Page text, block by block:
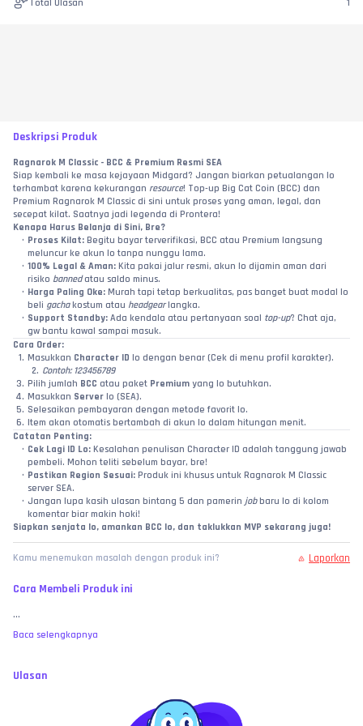
Total Ulasan 1
Deskripsi Produk
Ragnarok M Classic - BCC & Premium Resmi SEA
Siap kembali ke masa kejayaan Midgard? Jangan biarkan petualangan lo
terhambat karena kekurangan resource! Top-up Big Cat Coin (BCC) dan
Premium Ragnarok M Classic di sini untuk proses yang aman, legal, dan
secepat kilat. Saatnya jadi legenda di Prontera!
Kenapa Harus Belanja di Sini, Bre?
Proses Kilat: Begitu bayar terverifikasi, BCC atau Premium langsung
meluncur ke akun lo tanpa nunggu lama.
100% Legal & Aman: Kita pakai jalur resmi, akun lo dijamin aman dari
risiko banned atau saldo minus.
Harga Paling Oke: Murah tapi tetap berkualitas, pas banget buat modal lo
beli gacha kostum atau headgear langka.
Support Standby: Ada kendala atau pertanyaan soal top-up? Chat aja,
gw bantu kawal sampai masuk.
Cara Order:
Masukkan Character ID lo dengan benar (Cek di menu profil karakter).
Contoh: 123456789
Pilih jumlah BCC atau paket Premium yang lo butuhkan.
Masukkan Server lo (SEA).
Selesaikan pembayaran dengan metode favorit lo.
Item akan otomatis bertambah di akun lo dalam hitungan menit.
Catatan Penting:
Cek Lagi ID Lo: Kesalahan penulisan Character ID adalah tanggung jawab
pembeli. Mohon teliti sebelum bayar, bre!
Pastikan Region Sesuai: Produk ini khusus untuk Ragnarok M Classic
server SEA.
Jangan lupa kasih ulasan bintang 5 dan pamerin job baru lo di kolom
komentar biar makin hoki!
Siapkan senjata lo, amankan BCC lo, dan taklukkan MVP sekarang juga!
Kamu menemukan masalah dengan produk ini? Laporkan
Cara Membeli Produk ini
...
Baca selengkapnya
Ulasan